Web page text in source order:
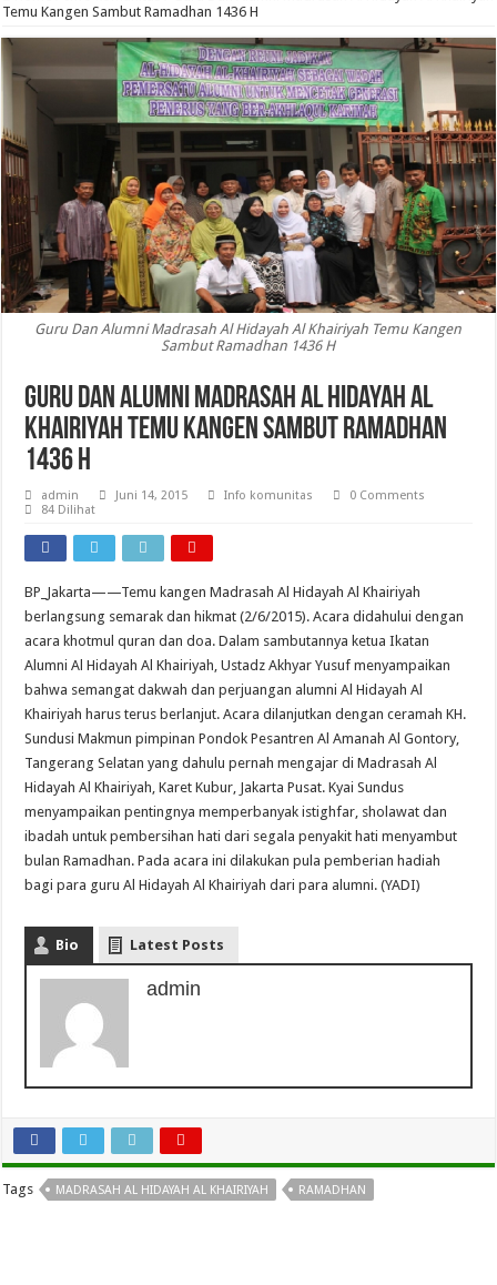
Temu Kangen Sambut Ramadhan 1436 H
Guru Dan Alumni Madrasah Al Hidayah Al Khairiyah Temu Kangen
Sambut Ramadhan 1436 H
Guru Dan Alumni Madrasah Al Hidayah Al
Khairiyah Temu Kangen Sambut Ramadhan
1436 H
admin Juni 14, 2015 Info komunitas
0 Comments
84 Dilihat
BP_Jakarta——Temu kangen Madrasah Al Hidayah Al Khairiyah
berlangsung semarak dan hikmat (2/6/2015). Acara didahului dengan
acara khotmul quran dan doa. Dalam sambutannya ketua Ikatan
Alumni Al Hidayah Al Khairiyah, Ustadz Akhyar Yusuf menyampaikan
bahwa semangat dakwah dan perjuangan alumni Al Hidayah Al
Khairiyah harus terus berlanjut. Acara dilanjutkan dengan ceramah KH.
Sundusi Makmun pimpinan Pondok Pesantren Al Amanah Al Gontory,
Tangerang Selatan yang dahulu pernah mengajar di Madrasah Al
Hidayah Al Khairiyah, Karet Kubur, Jakarta Pusat. Kyai Sundus
menyampaikan pentingnya memperbanyak istighfar, sholawat dan
ibadah untuk pembersihan hati dari segala penyakit hati menyambut
bulan Ramadhan. Pada acara ini dilakukan pula pemberian hadiah
bagi para guru Al Hidayah Al Khairiyah dari para alumni. (YADI)
Bio Latest Posts
admin
Tags MADRASAH AL HIDAYAH AL KHAIRIYAH RAMADHAN